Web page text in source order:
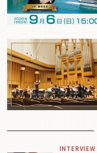
INTERVIEW